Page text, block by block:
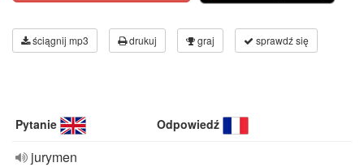
ściągnij mp3 drukuj graj sprawdź się
Pytanie Odpowiedź
jurymen